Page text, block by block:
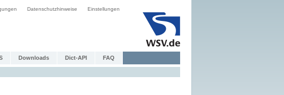
Datenschutzhinweise Einstellungen
Downloads Dict-API FAQ